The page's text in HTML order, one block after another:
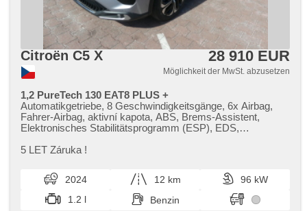
Citroën C5 X 28 910 EUR
Möglichkeit der MwSt. abzusetzen
1,2 PureTech 130 EAT8 PLUS +
Automatikgetriebe, 8 Geschwindigkeitsgänge, 6x Airbag,
Fahrer-Airbag, aktivní kapota, ABS, Brems-Assistent,
Elektronisches Stabilitätsprogramm (ESP), EDS,
asistent rozjezdu do kopce (HSA), ukazatel rychlostního
Überwachung der Ermüdung des Fahrers, Servolenkung, 2-
Zonen Klimaanlage, Klimaautomatik, Adaptive
Geschwindigkeitsregelung, Tempomat, täglich Leuchten,
LED denní svícení, Alufelgen, erfüllt 'EURO VI',
5 LET Záruka !
2024 12 km
96 kW
1.2 l
Benzin